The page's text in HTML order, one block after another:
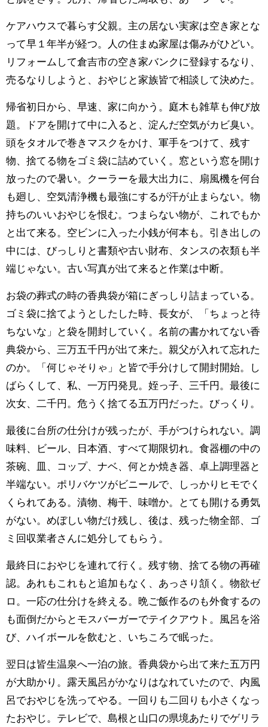
ケアハウスで暮らす父親。主の居ない実家は空き家とな
って早１年半が経つ。人の住まぬ家屋は傷みがひどい。
リフォームして倉吉市の空き家バンクに登録するなり、
売るなりしようと、おやじと家族皆で相談して決めた。
帰省初日から、早速、家に向かう。庭木も雑草も伸び放
題。ドアを開けて中に入ると、淀んだ空気がカビ臭い。
頭をタオルで巻きマスクをかけ、軍手をつけて、残す
物、捨てる物をゴミ袋に詰めていく。窓という窓を開け
放ったので暑い。クーラーを最大出力に、扇風機を何台
も廻し、空気清浄機も最強にするが汗が止まらない。物
持ちのいいおやじを恨む。つまらない物が、これでもか
と出て来る。空ビンに入った小銭が何本も。引き出しの
中には、びっしりと書類や古い財布、タンスの衣類も半
端じゃない。古い写真が出て来ると作業は中断。
お袋の葬式の時の香典袋が箱にぎっしり詰まっている。
ゴミ袋に捨てようとしたした時、長女が、「ちょっと待
ちないな」と袋を開封していく。名前の書かれてない香
典袋から、三万五千円が出て来た。親父が入れて忘れた
のか。「何じゃそりゃ」と皆で手分けして開封開始。し
ばらくして、私、一万円発見。姪っ子、三千円。最後に
次女、二千円。危うく捨てる五万円だった。びっくり。
最後に台所の仕分けが残ったが、手がつけられない。調
味料、ビール、日本酒、すべて期限切れ。食器棚の中の
茶碗、皿、コップ、ナベ、何とか焼き器、卓上調理器と
半端ない。ポリバケツがビニールで、しっかりヒモでく
くられてある。漬物、梅干、味噌か。とても開ける勇気
がない。めぼしい物だけ残し、後は、残った物全部、ゴ
ミ回収業者さんに処分してもらう。
最終日におやじを連れて行く。残す物、捨てる物の再確
認。あれもこれもと追加もなく、あっさり頷く。物欲ゼ
ロ。一応の仕分けを終える。晩ご飯作るのも外食するの
も面倒だからとモスバーガーでテイクアウト。風呂を浴
び、ハイボールを飲むと、いちころで眠った。
翌日は皆生温泉へ一泊の旅。香典袋から出て来た五万円
が大助かり。露天風呂がかなりはなれていたので、内風
呂でおやじを洗ってやる。一回りも二回りも小さくなっ
たおやじ。テレビで、島根と山口の県境あたりでゲリラ